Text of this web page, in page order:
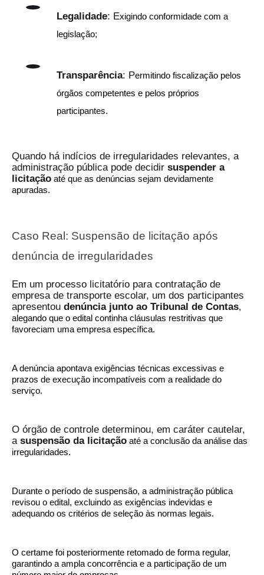
Legalidade: Exigindo conformidade com a
legislação;
Transparência: Permitindo fiscalização pelos
órgãos competentes e pelos próprios
participantes.
Quando há indícios de irregularidades relevantes, a
administração pública pode decidir suspender a
licitação até que as denúncias sejam devidamente
apuradas.
Caso Real: Suspensão de licitação após
denúncia de irregularidades
Em um processo licitatório para contratação de
empresa de transporte escolar, um dos participantes
apresentou denúncia junto ao Tribunal de Contas,
alegando que o edital continha cláusulas restritivas que
favoreciam uma empresa específica.
A denúncia apontava exigências técnicas excessivas e
prazos de execução incompatíveis com a realidade do
serviço.
O órgão de controle determinou, em caráter cautelar,
a suspensão da licitação até a conclusão da análise das
irregularidades.
Durante o período de suspensão, a administração pública
revisou o edital, excluindo as exigências indevidas e
adequando os critérios de seleção às normas legais.
O certame foi posteriormente retomado de forma regular,
garantindo a ampla concorrência e a participação de um